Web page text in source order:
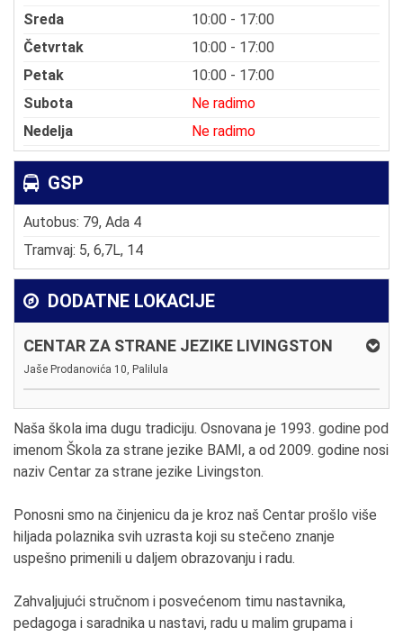
Sreda
10:00 - 17:00
Četvrtak
10:00 - 17:00
Petak
10:00 - 17:00
Subota
Ne radimo
Nedelja
Ne radimo
GSP
Autobus: 79, Ada 4
Tramvaj: 5, 6,7L, 14
DODATNE LOKACIJE
CENTAR ZA STRANE JEZIKE LIVINGSTON
Jaše Prodanovića 10, Palilula
Naša škola ima dugu tradiciju. Osnovana je 1993. godine pod
imenom Škola za strane jezike BAMI, a od 2009. godine nosi
naziv Centar za strane jezike Livingston.
Ponosni smo na činjenicu da je kroz naš Centar prošlo više
hiljada polaznika svih uzrasta koji su stečeno znanje
uspešno primenili u daljem obrazovanju i radu.
Zahvaljujući stručnom i posvećenom timu nastavnika,
pedagoga i saradnika u nastavi, radu u malim grupama i